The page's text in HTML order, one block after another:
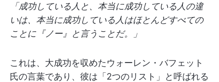
「成功している人と、本当に成功している人の違
いは、本当に成功している人はほとんどすべての
ことに『ノー』と言うことだ。」
これは、大成功を収めたウォーレン・バフェット
氏の言葉であり、彼は「2つのリスト」と呼ばれる